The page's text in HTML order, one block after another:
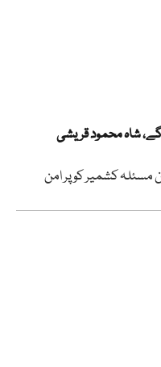
شاہ محمود قریشی
مسئلہ کشمیر کو پر امن